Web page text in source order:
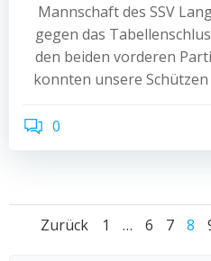
Mannschaft des SSV
gegen das
den beiden vorderen
konnten unsere
0
Zurück Seite
1 … Seite
6 Seite
7 8